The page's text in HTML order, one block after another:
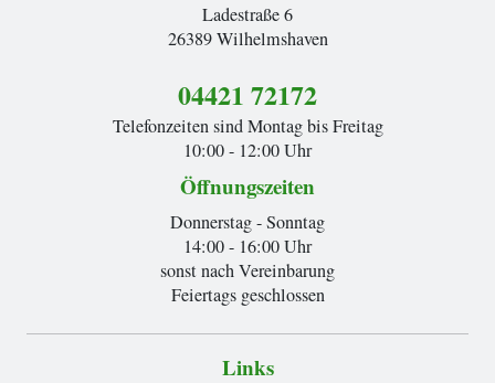
Ladestraße 6
26389 Wilhelmshaven
04421 72172
Telefonzeiten sind Montag bis Freitag
10:00 - 12:00 Uhr
Öffnungszeiten
Donnerstag - Sonntag
14:00 - 16:00 Uhr
sonst nach Vereinbarung
Feiertags geschlossen
Links